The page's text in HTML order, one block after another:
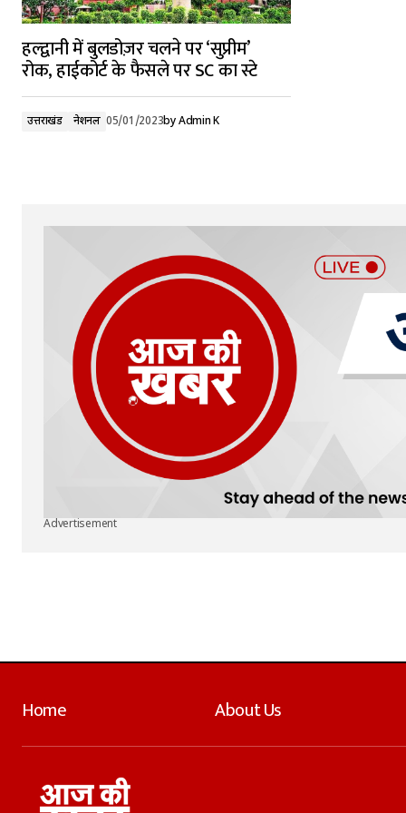
हल्द्वानी में बुलडोज़र चलने पर ‘सुप्रीम’
रोक, हाईकोर्ट के फैसले पर SC का स्टे
उत्तराखंड नेशनल 05/01/2023byAdmin K
Advertisement
Home About Us